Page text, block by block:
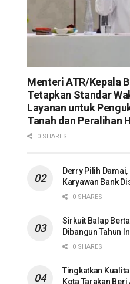
Menteri ATR/Kepala
Tetapkan Standar
Layanan untuk
Tanah dan Peralihan
0 SHARES
Derry Pilih
Karyawan Bank
0 SHARES
Sirkuit Balap
Dibangun Tahun
0 SHARES
Tingkatkan
Kota Tarakan Beri